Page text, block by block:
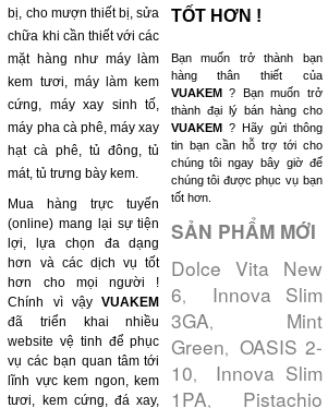
bị, cho mượn thiết bị, sửa
chữa khi cần thiết với các
mặt hàng như máy làm
kem tươi, máy làm kem
cứng, máy xay sinh tố,
máy pha cà phê, máy xay
hạt cà phê, tủ đông, tủ
mát, tủ trưng bày kem.
Mua hàng trực tuyến
(online) mang lại sự tiện
lợi, lựa chọn đa dạng
hơn và các dịch vụ tốt
hơn cho mọi người !
Chính vì vậyVUAKEM
đã triển khai nhiều
website vệ tinh để phục
vụ các bạn quan tâm tới
lĩnh vực kem ngon, kem
tươi, kem cứng, đá xay,
TỐT HƠN !
Bạn muốn trở thành bạn
hàng thân thiết của
VUAKEM
? Bạn muốn trở
thành đại lý bán hàng cho
VUAKEM
? Hãy gửi thông
tin bạn cần hỗ trợ tới cho
chúng tôi ngay bây giờ để
chúng tôi được phục vụ bạn
tốt hơn.
SẢN PHẨM MỚI
Dolce Vita New
6, Innova Slim
3GA, Mint
Green, OASIS 2-
10, Innova Slim
1PA, Pistachio